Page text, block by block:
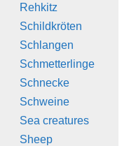
Rehkitz
Schildkröten
Schlangen
Schmetterlinge
Schnecke
Schweine
Sea creatures
Sheep